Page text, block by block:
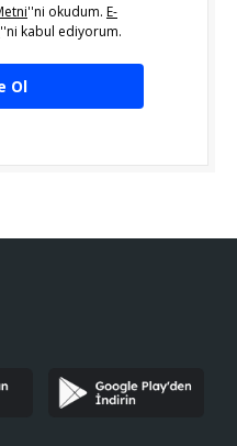
''ni okudum. E-
''ni kabul ediyorum.
Ol